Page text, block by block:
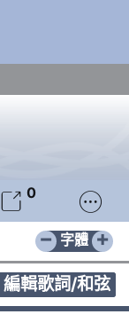
 0 
− +
字體
編輯歌詞/和弦